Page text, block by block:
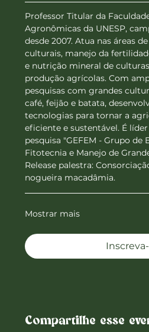
Professor Titular da
Agronômicas da UNESP,
desde 2007. Atua nas áreas
culturais, manejo da
e nutrição mineral de
produção agrícolas. Com
pesquisas com grandes
café, feijão e batata,
tecnologias para tornar a
eficiente e sustentável. É
pesquisa "GEFEM - Grupo de
Fitotecnia e Manejo de
Release palestra:
nogueira macadâmia.
Mostrar mais
Compartilhe esse